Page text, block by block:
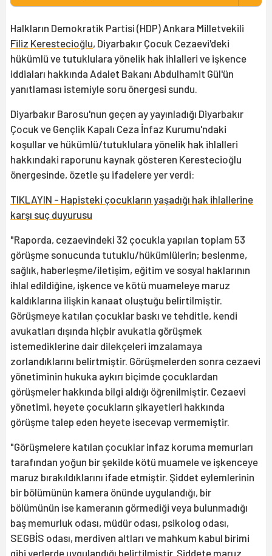
Halkların Demokratik Partisi (HDP) Ankara Milletvekili
Filiz Kerestecioğlu, Diyarbakır Çocuk Cezaevi'deki
hükümlü ve tutuklulara yönelik hak ihlalleri ve işkence
iddiaları hakkında Adalet Bakanı Abdulhamit Gül'ün
yanıtlaması istemiyle soru önergesi sundu.
Diyarbakır Barosu'nun geçen ay yayınladığı Diyarbakır
Çocuk ve Gençlik Kapalı Ceza İnfaz Kurumu'ndaki
koşullar ve hükümlü/tutuklulara yönelik hak ihlalleri
hakkındaki raporunu kaynak gösteren Kerestecioğlu
önergesinde, özetle şu ifadelere yer verdi:
TIKLAYIN - Hapisteki çocukların yaşadığı hak ihlallerine
karşı suç duyurusu
"Raporda, cezaevindeki 32 çocukla yapılan toplam 53
görüşme sonucunda tutuklu/hükümlülerin; beslenme,
sağlık, haberleşme/iletişim, eğitim ve sosyal haklarının
ihlal edildiğine, işkence ve kötü muameleye maruz
kaldıklarına ilişkin kanaat oluştuğu belirtilmiştir.
Görüşmeye katılan çocuklar baskı ve tehditle, kendi
avukatları dışında hiçbir avukatla görüşmek
istemediklerine dair dilekçeleri imzalamaya
zorlandıklarını belirtmiştir. Görüşmelerden sonra cezaevi
yönetiminin hukuka aykırı biçimde çocuklardan
görüşmeler hakkında bilgi aldığı öğrenilmiştir. Cezaevi
yönetimi, heyete çocukların şikayetleri hakkında
görüşme talep eden heyete isecevap vermemiştir.
"Görüşmelere katılan çocuklar infaz koruma memurları
tarafından yoğun bir şekilde kötü muamele ve işkenceye
maruz bırakıldıklarını ifade etmiştir. Şiddet eylemlerinin
bir bölümünün kamera önünde uygulandığı, bir
bölümünün ise kameranın görmediği veya bulunmadığı
baş memurluk odası, müdür odası, psikolog odası,
SEGBİS odası, merdiven altları ve mahkum kabul birimi
gibi yerlerde uygulandığı belirtilmiştir. Şiddete maruz